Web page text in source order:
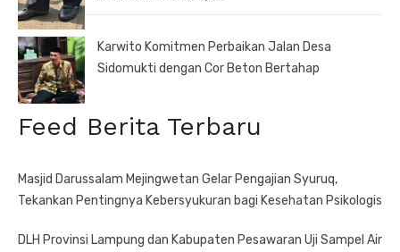
Karwito Komitmen Perbaikan Jalan Desa
Sidomukti dengan Cor Beton Bertahap
Feed Berita Terbaru
Masjid Darussalam Mejingwetan Gelar Pengajian Syuruq,
Tekankan Pentingnya Kebersyukuran bagi Kesehatan Psikologis
DLH Provinsi Lampung dan Kabupaten Pesawaran Uji Sampel Air